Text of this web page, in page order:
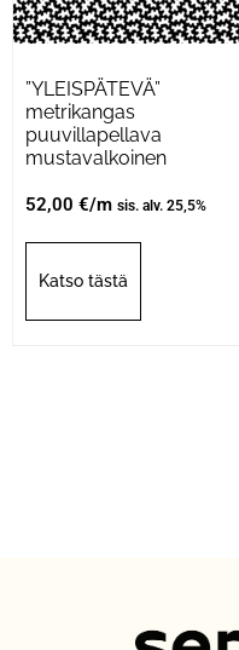
”YLEISPÄTEVÄ”
metrikangas
puuvillapellava
mustavalkoinen
52,00 €/m sis. alv. 25,5%
Katso tästä